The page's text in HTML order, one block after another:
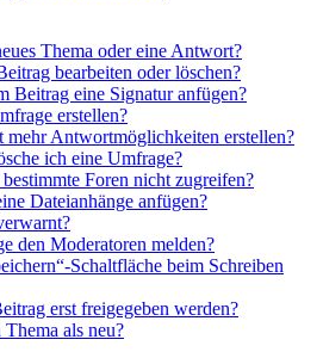
Thema oder eine Antwort?
bearbeiten oder löschen?
Beitrag eine Signatur anfügen?
erstellen?
mehr Antwortmöglichkeiten erstellen?
ich eine Umfrage?
Foren nicht zugreifen?
Dateianhänge anfügen?
den Moderatoren melden?
Schaltfläche beim Schreiben
erst freigegeben werden?
als neu?